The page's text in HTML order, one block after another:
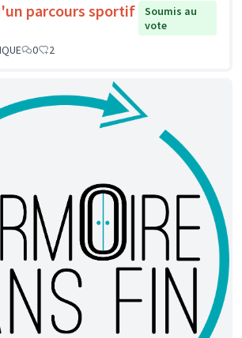
parcours sportif
Soumis au
vote
0 2